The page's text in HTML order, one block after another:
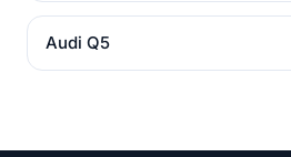
Audi Q5